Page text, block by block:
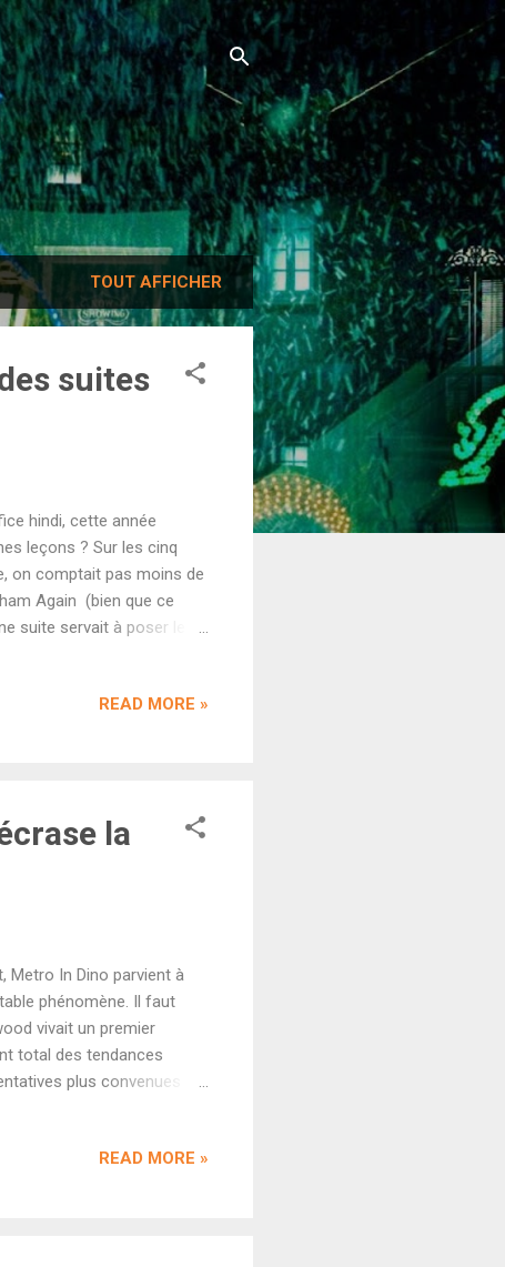
TOUT AFFICHER
suites
hindi, cette année
leçons ? Sur les cinq
on comptait pas moins de
Again (bien que ce
suite servait à poser les
d'un doute qu'il ne
READ MORE »
la
Metro In Dino parvient à
phénomène. Il faut
vivait un premier
total des tendances
plus convenues
et de grosses
READ MORE »